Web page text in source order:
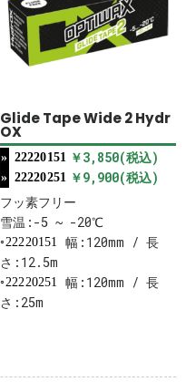
Glide Tape Wide 2 Hydr
OX
22220151 ￥3,850(税込)
22220251
￥9,900(税込)
フッ素フリー
雪温:-5 ~ -20℃
22220151
幅:120mm / 長
さ:12.5m
22220251
幅:120mm / 長
さ:25m